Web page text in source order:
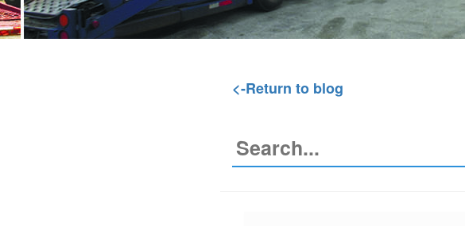
<-Return to blog